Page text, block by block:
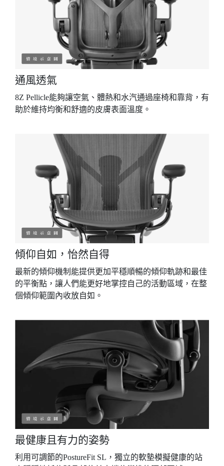
通風透氣
8Z Pellicle能夠讓空氣、體熱和水汽通過座椅和靠背，有
助於維持均衡和舒適的皮膚表面溫度。
傾仰自如，怡然自得
最新的傾仰機制能提供更加平穩順暢的傾仰軌跡和最佳
的平衡點，讓人們能更好地掌控自己的活動區域，在整
個傾仰範圍內收放自如。
最健康且有力的姿勢
利用可調節的PostureFit SL，獨立的軟墊模擬健康的站